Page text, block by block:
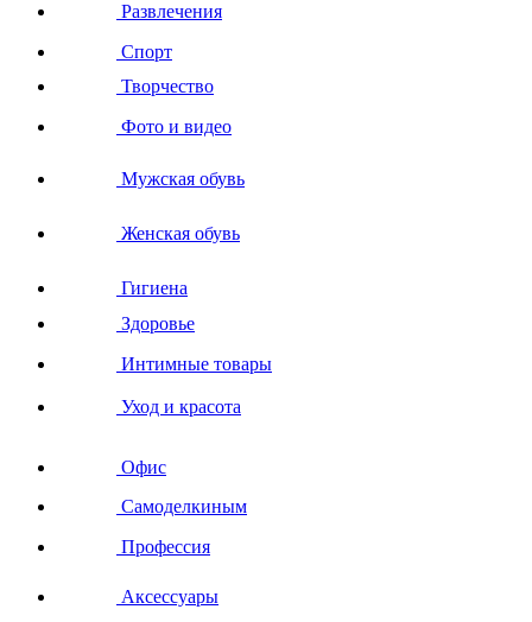
Развлечения
Спорт
Творчество
Фото и видео
Мужская обувь
Женская обувь
Гигиена
Здоровье
Интимные товары
Уход и красота
Офис
Самоделкиным
Профессия
Аксессуары